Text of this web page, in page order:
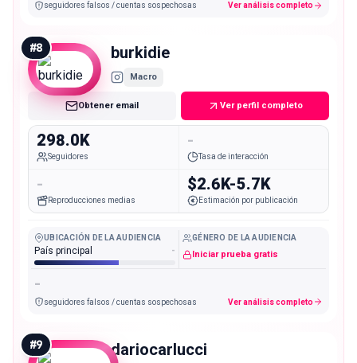
seguidores falsos / cuentas sospechosas Ver análisis completo
#8 burkidie
Macro
Obtener email Ver perfil completo
298.0K
Seguidores
-
Tasa de interacción
-
Reproducciones medias
$2.6K-5.7K
Estimación por publicación
UBICACIÓN DE LA AUDIENCIA
País principal -
GÉNERO DE LA AUDIENCIA
Iniciar prueba gratis
-
seguidores falsos / cuentas sospechosas Ver análisis completo
#9 dariocarlucci